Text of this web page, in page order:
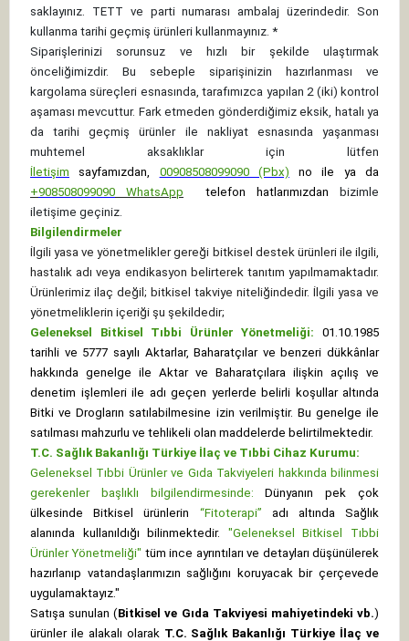
saklayınız. TETT ve parti numarası ambalaj üzerindedir. Son
kullanma tarihi geçmiş ürünleri kullanmayınız. *
Siparişlerinizi sorunsuz ve hızlı bir şekilde ulaştırmak
önceliğimizdir. Bu sebeple siparişinizin hazırlanması ve
kargolama süreçleri esnasında, tarafımızca yapılan 2 (iki) kontrol
aşaması mevcuttur. Fark etmeden gönderdiğimiz eksik, hatalı ya
da tarihi geçmiş ürünler ile nakliyat esnasında yaşanması
muhtemel aksaklıklar için lütfen
İletişim
sayfamızdan, 00908508099090 (Pbx) no ile ya da
+908508099090 WhatsApp telefon hatlarımızdan bizimle
iletişime geçiniz.
Bilgilendirmeler
İlgili yasa ve yönetmelikler gereği bitkisel destek ürünleri ile ilgili,
hastalık adı veya endikasyon belirterek tanıtım yapılmamaktadır.
Ürünlerimiz ilaç değil; bitkisel takviye niteliğindedir. İlgili yasa ve
yönetmeliklerin içeriği şu şekildedir;
Geleneksel Bitkisel Tıbbi Ürünler Yönetmeliği: 01.10.1985
tarihli ve 5777 sayılı Aktarlar, Baharatçılar ve benzeri dükkânlar
hakkında genelge ile Aktar ve Baharatçılara ilişkin açılış ve
denetim işlemleri ile adı geçen yerlerde belirli koşullar altında
Bitki ve Drogların satılabilmesine izin verilmiştir. Bu genelge ile
satılması mahzurlu ve tehlikeli olan maddelerde belirtilmektedir.
T.C. Sağlık Bakanlığı Türkiye İlaç ve Tıbbi Cihaz Kurumu:
Geleneksel Tıbbi Ürünler ve Gıda Takviyeleri hakkında bilinmesi
gerekenler başlıklı bilgilendirmesinde:
Dünyanın pek çok
ülkesinde Bitkisel ürünlerin “Fitoterapi” adı altında Sağlık
alanında kullanıldığı bilinmektedir. "Geleneksel Bitkisel Tıbbi
Ürünler Yönetmeliği" tüm ince ayrıntıları ve detayları düşünülerek
hazırlanıp vatandaşlarımızın sağlığını koruyacak bir çerçevede
uygulamaktayız."
Satışa sunulan (Bitkisel ve Gıda Takviyesi mahiyetindeki vb.)
ürünler ile alakalı olarak T.C. Sağlık Bakanlığı Türkiye İlaç ve